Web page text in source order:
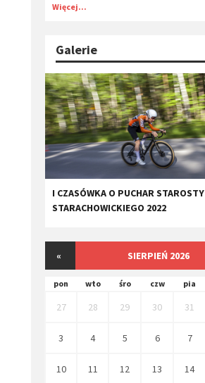
Więcej...
Galerie
I CZASÓWKA O PUCHAR STAROSTY
STARACHOWICKIEGO 2022
« SIERPIEŃ 2026
pon wto śro czw pia
27 28 29 30 31
3 4 5 6 7
10 11 12 13 14